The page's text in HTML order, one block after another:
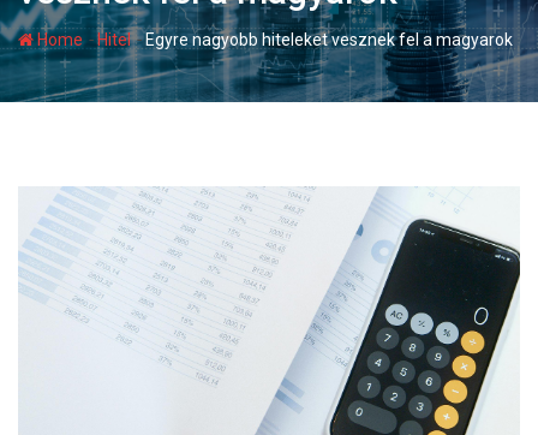
Home -Hitel-Egyre nagyobb hiteleket vesznek fel a magyarok